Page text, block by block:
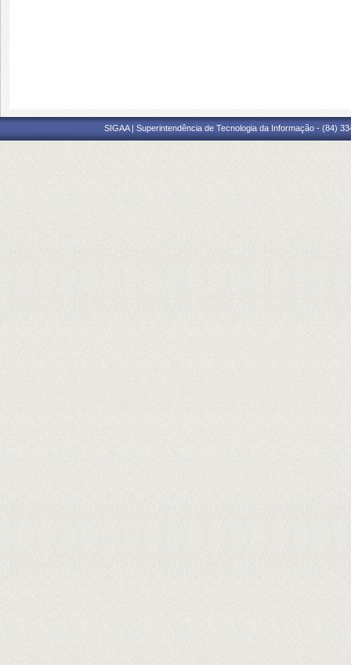
SIGAA | Superintendência de Tecnologia da Informação - (84)